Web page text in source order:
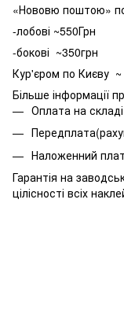
«Нововю поштою» по
-лобові ~550Грн
-бокові ~350грн
Кур'єром по Києву ~
Більше інформації
Оплата на
Наложенний
Гарантія на
цілісності всіх